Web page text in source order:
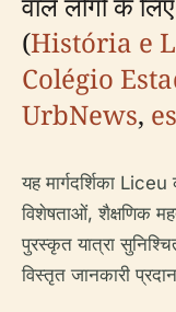
(História e
Colégio
UrbNews,
यह मार्गदर्शिका Liceu
विशेषताओं, शैक्षणिक
पुरस्कृत यात्रा
विस्तृत जानकारी